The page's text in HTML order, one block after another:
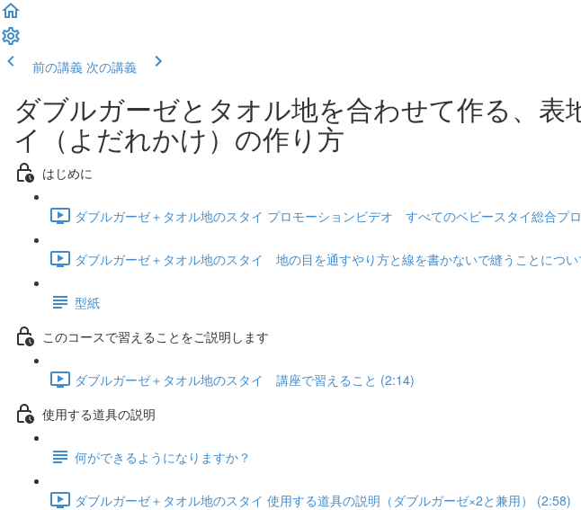
前の講義 次の講義
ダブルガーゼとタオル地を合わせて作る、
イ（よだれかけ）の作り方
はじめに
ダブルガーゼ＋タオル地のスタイ プロモーションビデオ すべてのベビースタイ総合プ
ダブルガーゼ＋タオル地のスタイ 地の目を通すやり方と線を書かないで縫うことにつ
型紙
このコースで習えることをご説明します
ダブルガーゼ＋タオル地のスタイ 講座で習えること (2:14)
使用する道具の説明
何ができるようになりますか？
ダブルガーゼ＋タオル地のスタイ 使用する道具の説明（ダブルガーゼ×2と兼用） (2:58)